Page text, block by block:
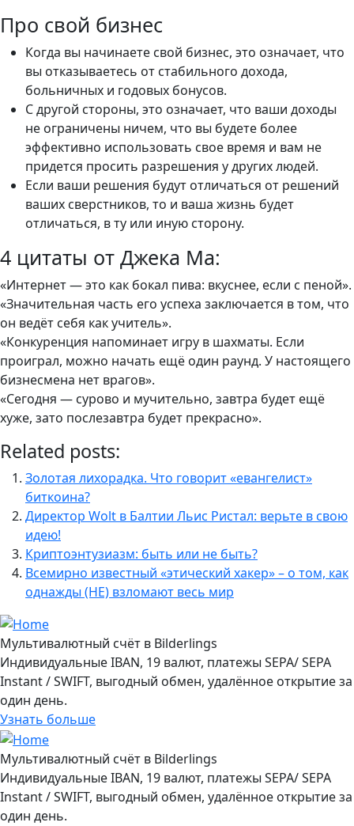
Про свой бизнес
Когда вы начинаете свой бизнес, это означает, что
вы отказываетесь от стабильного дохода,
больничных и годовых бонусов.
С другой стороны, это означает, что ваши доходы
не ограничены ничем, что вы будете более
эффективно использовать свое время и вам не
придется просить разрешения у других людей.
Если ваши решения будут отличаться от решений
ваших сверстников, то и ваша жизнь будет
отличаться, в ту или иную сторону.
4 цитаты от Джека Ма:
«Интернет — это как бокал пива: вкуснее, если с пеной».
«Значительная часть его успеха заключается в том, что
он ведёт себя как учитель».
«Конкуренция напоминает игру в шахматы. Если
проиграл, можно начать ещё один раунд. У настоящего
бизнесмена нет врагов».
«Сегодня — сурово и мучительно, завтра будет ещё
хуже, зато послезавтра будет прекрасно».
Related posts:
Золотая лихорадка. Что говорит «евангелист»
биткоина?
Директор Wolt в Балтии Льис Ристал: верьте в свою
идею!
Криптоэнтузиазм: быть или не быть?
Всемирно известный «этический хакер» – о том, как
однажды (НЕ) взломают весь мир
Мультивалютный счёт в Bilderlings
Индивидуальные IBAN, 19 валют, платежы SEPA/ SEPA
Instant / SWIFT, выгодный обмен, удалённое открытие за
один день.
Узнать больше
Мультивалютный счёт в Bilderlings
Индивидуальные IBAN, 19 валют, платежы SEPA/ SEPA
Instant / SWIFT, выгодный обмен, удалённое открытие за
один день.